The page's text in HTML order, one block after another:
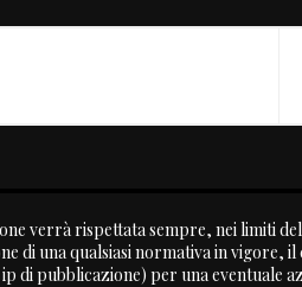
verrà rispettata sempre, nei limiti
di una qualsiasi normativa in vigore,
di pubblicazione) per una eventuale